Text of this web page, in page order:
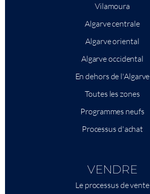
Vilamoura
Algarve centrale
Algarve oriental
Algarve occidental
En dehors de l'Algarve
Toutes les zones
Programmes neufs
Processus d'achat
VENDRE
Le processus de vente